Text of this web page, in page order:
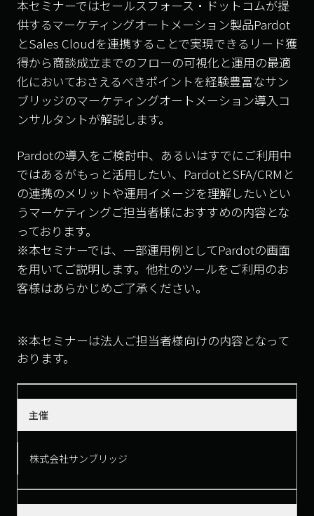
本セミナーではセールスフォース・ドットコムが提
供するマーケティングオートメーション製品Pardot
とSales Cloudを連携することで実現できるリード獲
得から商談成立までのフローの可視化と運用の最適
化においておさえるべきポイントを経験豊富なサン
ブリッジのマーケティングオートメーション導入コ
ンサルタントが解説します。
Pardotの導入をご検討中、あるいはすでにご利用中
ではあるがもっと活用したい、PardotとSFA/CRMと
の連携のメリットや運用イメージを理解したいとい
うマーケティングご担当者様におすすめの内容とな
っております。
※本セミナーでは、一部運用例としてPardotの画面
を用いてご説明します。他社のツールをご利用のお
客様はあらかじめご了承ください。
※本セミナーは法人ご担当者様向けの内容となって
おります。
主催
株式会社サンブリッジ